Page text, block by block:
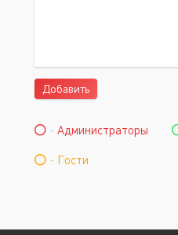
Добавить
- Администраторы
- Гости